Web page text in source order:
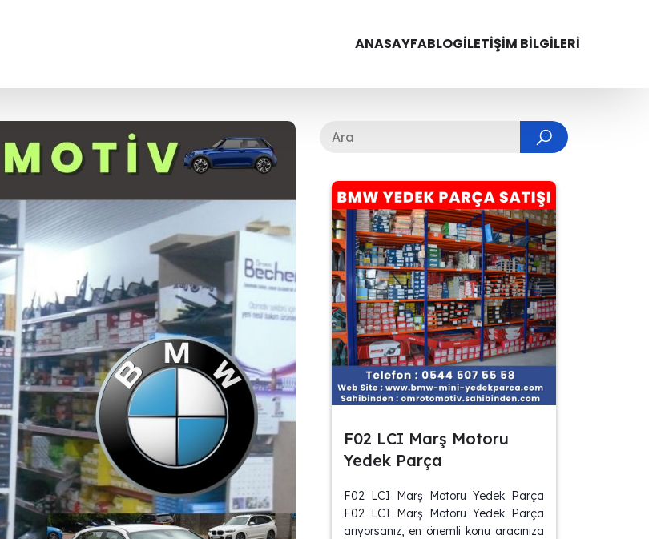
ANASAYFABLOGİLETIŞIM BILGILERI
F02 LCI Marş Motoru
Yedek Parça
F02 LCI Marş Motoru Yedek Parça
F02 LCI Marş Motoru Yedek Parça
arıyorsanız, en önemli konu aracınıza